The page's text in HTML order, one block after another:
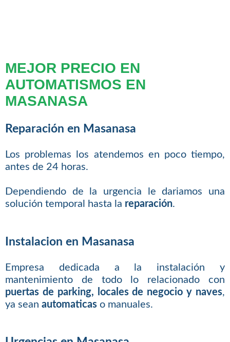
MEJOR PRECIO EN
AUTOMATISMOS EN
MASANASA
Reparación en Masanasa
Los problemas los atendemos en poco tiempo,
antes de 24 horas.
Dependiendo de la urgencia le dariamos una
solución temporal hasta la reparación.
Instalacion en Masanasa
Empresa dedicada a la instalación y
mantenimiento de todo lo relacionado con
puertas de parking, locales de negocio y naves,
ya sean automaticaso manuales.